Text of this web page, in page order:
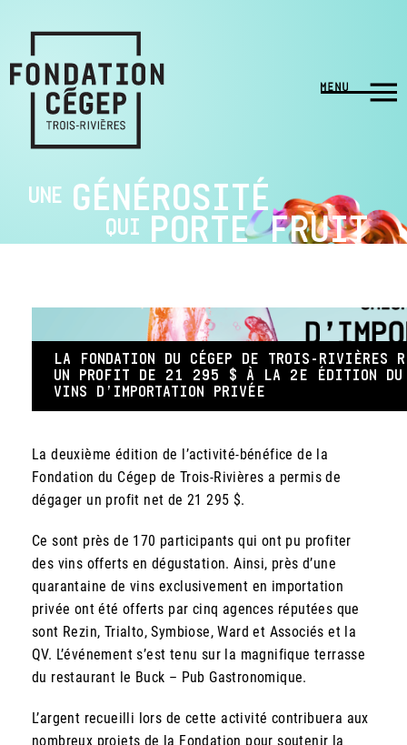
UNE GÉNÉROSITÉ
QUI PORTE FRUIT
LA FONDATION DU CÉGEP DE TROIS-RIVIÈRES
UN PROFIT DE 21 295 $ À LA 2E ÉDITION DU
VINS D’IMPORTATION PRIVÉE
La deuxième édition de l’activité-bénéfice de la
Fondation du Cégep de Trois-Rivières a permis de
dégager un profit net de 21 295 $.
Ce sont près de 170 participants qui ont pu profiter
des vins offerts en dégustation. Ainsi, près d’une
quarantaine de vins exclusivement en importation
privée ont été offerts par cinq agences réputées que
sont Rezin, Trialto, Symbiose, Ward et Associés et la
QV. L’événement s’est tenu sur la magnifique terrasse
du restaurant le Buck – Pub Gastronomique.
L’argent recueilli lors de cette activité contribuera aux
nombreux projets de la Fondation pour soutenir la